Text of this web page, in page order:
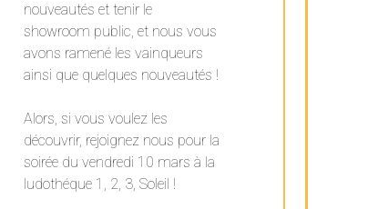
nouveautés et tenir le
showroom public, et nous vous
avons ramené les vainqueurs
ainsi que quelques nouveautés !
Alors, si vous voulez les
découvrir, rejoignez nous pour la
soirée du vendredi 10 mars à la
ludothéque 1, 2, 3, Soleil !